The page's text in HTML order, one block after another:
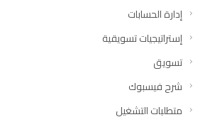
إدارة الحسابات
إستراتيجيات تسويقية
تسويق
شرح فيسبوك
متطلبات التشغيل